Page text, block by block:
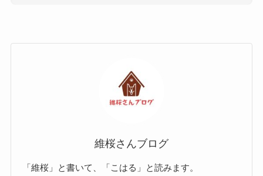
維桜さんブログ
「維桜」と書いて、「こはる」と読みます。